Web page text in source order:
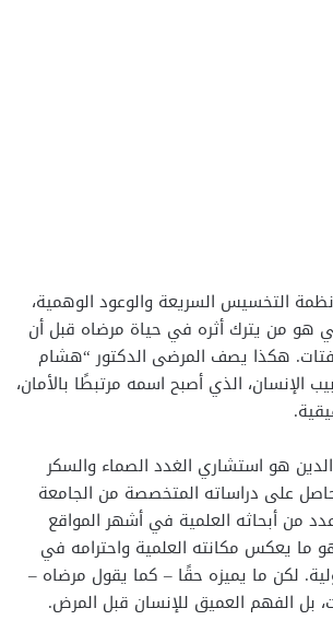
التخسيس السريعة والوعود الوهمية،
هو من يترك أثره في حياة مرضاه قبل أن
هكذا يصف المرضى الدكتور “هشام
الإنسان، الذي أصبح اسمه مرتبطًا بالأمان،
هو استشاري الغدد الصماء والسكر
حاصل على دراساته المتخصصة من الجامعة
من أبحاثه العلمية في أشهر المواقع
ما يعكس مكانته العلمية واحترامه في
لكن ما يميزه حقًا – كما يقول مرضاه –
الفهم العميق للإنسان قبل المرض.